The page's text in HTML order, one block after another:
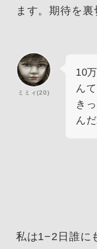
ます。期待を裏
ミミィ(20)
10
ん
き
ん
私は1−2日誰に